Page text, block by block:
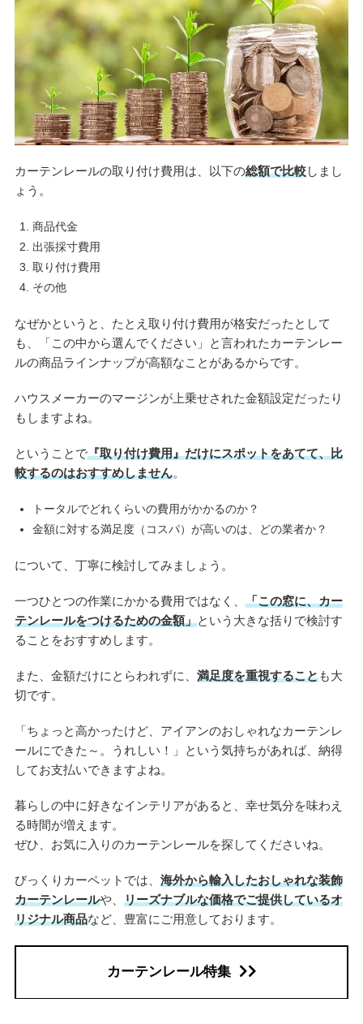
カーテンレールの取り付け費用は、以下の総額で比較しまし
ょう。
商品代金
出張採寸費用
取り付け費用
その他
なぜかというと、たとえ取り付け費用が格安だったとして
も、「この中から選んでください」と言われたカーテンレー
ルの商品ラインナップが高額なことがあるからです。
ハウスメーカーのマージンが上乗せされた金額設定だったり
もしますよね。
ということで『取り付け費用』だけにスポットをあてて、比
較するのはおすすめしません。
トータルでどれくらいの費用がかかるのか？
金額に対する満足度（コスパ）が高いのは、どの業者か？
について、丁寧に検討してみましょう。
一つひとつの作業にかかる費用ではなく、 「この窓に、カー
テンレールをつけるための金額」という大きな括りで検討す
ることをおすすめします。
また、金額だけにとらわれずに、 満足度を重視することも大
切です。
「ちょっと高かったけど、アイアンのおしゃれなカーテンレ
ールにできた～。うれしい！」という気持ちがあれば、納得
してお支払いできますよね。
暮らしの中に好きなインテリアがあると、幸せ気分を味わえ
る時間が増えます。
ぜひ、お気に入りのカーテンレールを探してくださいね。
びっくりカーペットでは、 海外から輸入したおしゃれな装飾
カーテンレールや、 リーズナブルな価格でご提供しているオ
リジナル商品など、豊富にご用意しております。
カーテンレール特集